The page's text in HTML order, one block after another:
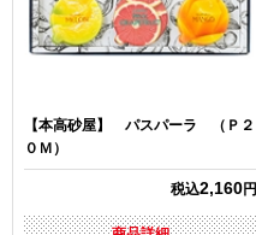
【本高砂屋】 パスパーラ （Ｐ２
０Ｍ）
税込2,160円